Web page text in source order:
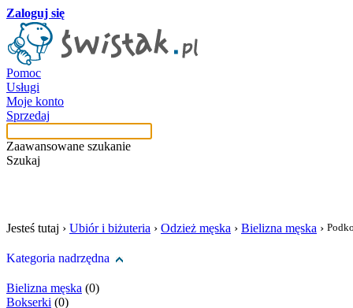
Zaloguj się
Pomoc
Usługi
Moje konto
Sprzedaj
Zaawansowane szukanie
Szukaj
Jesteś tutaj › Ubiór i biżuteria › Odzież męska › Bielizna męska ›
Kategoria nadrzędna
Bielizna męska (0)
Bokserki (0)